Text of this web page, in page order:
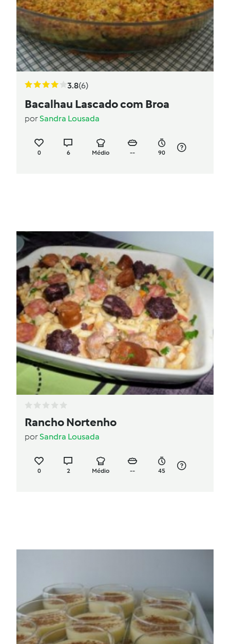
3.8(6)
Bacalhau Lascado com Broa
porSandra Lousada
0 6 Médio -- 90
Rancho Nortenho
porSandra Lousada
0 2 Médio -- 45